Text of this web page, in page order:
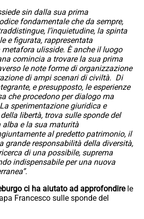
sin dalla sua prima
fondamentale che da sempre,
l’inquietudine, la spinta
e figurata, rappresentata
ulisside. È anche il luogo
comincia a trovare la sua prima
le note forme di organizzazione
di ampi scenari di civiltà. Di
e presupposto, le esperienze
che procedono per dialogo ma
sperimentazione giuridica e
libertà, trova sulle sponde del
alba e la sua maturità
al predetto patrimonio, il
grande responsabilità della diversità,
di una possibile, suprema
indispensabile per una nuova
.
ci ha aiutato ad approfondirele
Francesco sulle sponde del